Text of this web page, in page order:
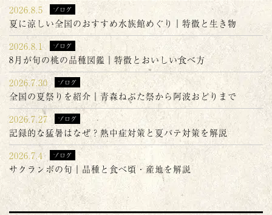
2026.8.5 ブログ
夏に涼しい全国のおすすめ水族館めぐり｜特徴と生き物
2026.8.1
ブログ
8月が旬の桃の品種図鑑｜特徴とおいしい食べ方
2026.7.30
ブログ
全国の夏祭りを紹介｜青森ねぶた祭から阿波おどりまで
2026.7.27
ブログ
記録的な猛暑はなぜ？熱中症対策と夏バテ対策を解説
2026.7.4
ブログ
サクランボの旬｜品種と食べ頃・産地を解説